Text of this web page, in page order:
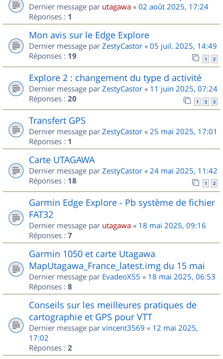
Dernier message par utagawa « 02 août 2025, 17:24
Réponses : 1
Mon avis sur le Edge Explore
Dernier message par ZestyCastor « 05 juil. 2025, 14:49
Réponses : 19 1 2
Explore 2 : changement du type d activité
Dernier message par ZestyCastor « 11 juin 2025, 07:24
Réponses : 20 1 2 3
Transfert GPS
Dernier message par ZestyCastor « 25 mai 2025, 17:01
Réponses : 1
Carte UTAGAWA
Dernier message par ZestyCastor « 24 mai 2025, 11:42
Réponses : 18 1 2
Garmin Edge Explore - Pb système de fichier
FAT32
Dernier message par utagawa « 18 mai 2025, 09:16
Réponses : 7
Garmin 1050 et carte Utagawa
MapUtagawa_France_latest.img du 15 mai
Dernier message par EvadeoX55 « 18 mai 2025, 06:53
Réponses : 8
Conseils sur les meilleures pratiques de
cartographie et GPS pour VTT
Dernier message par vincent3569 « 12 mai 2025,
17:02
Réponses : 2